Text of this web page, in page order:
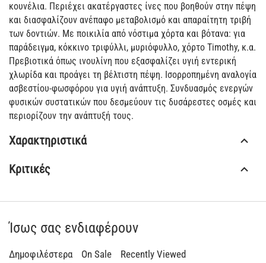
κουνέλια. Περιέχει ακατέργαστες ίνες που βοηθούν στην πέψη
και διασφαλίζουν ανέπαφο μεταβολισμό και απαραίτητη τριβή
των δοντιών. Με ποικιλία από νόστιμα χόρτα και βότανα: για
παράδειγμα, κόκκινο τριφύλλι, μυριόφυλλο, χόρτο Timothy, κ.α.
Πρεβιοτικά όπως ινουλίνη που εξασφαλίζει υγιή εντερική
χλωρίδα και προάγει τη βέλτιστη πέψη. Ισορροπημένη αναλογία
ασβεστίου-φωσφόρου για υγιή ανάπτυξη. Συνδυασμός ενεργών
φυσικών συστατικών που δεσμεύουν τις δυσάρεστες οσμές και
περιορίζουν την ανάπτυξή τους.
Χαρακτηριστικά
Κριτικές
Ίσως σας ενδιαφέρουν
Δημοφιλέστερα On Sale Recently Viewed